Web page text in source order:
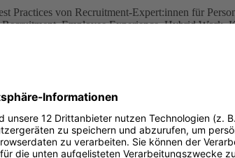
Practices von Recruitment-Expert:innen für
Employee Experience, Hybrid Work,